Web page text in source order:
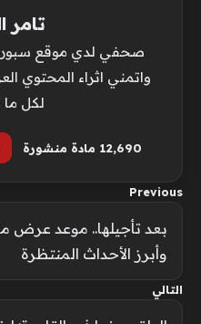
تامر
صحفي لدي موقع سبورت
واتمني اثراء المحتوي
لكل
12٬690 مادة منشورة
Previous
وأبرز الأحداث المنتظرة
التالي